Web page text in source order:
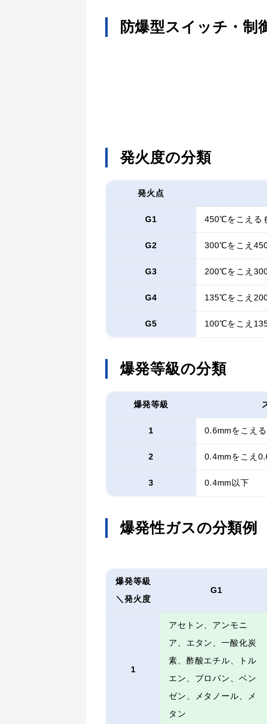
防爆型スイッチ・制
発火度の分類
発火点
G1 450℃をこえる
G2 300℃をこえ
G3 200℃をこえ
G4 135℃をこえ
G5 100℃をこえ
爆発等級の分類
爆発等級
1 0.6mmをこえ
2 0.4mmをこえ
3 0.4mm以下
爆発性ガスの分類例
爆発等級
＼発火度
G1
1
アセトン、アンモニ
ア、エタン、一酸化炭
素、酢酸エチル、トル
エン、プロパン、ベン
ゼン、メタノール、メ
タン